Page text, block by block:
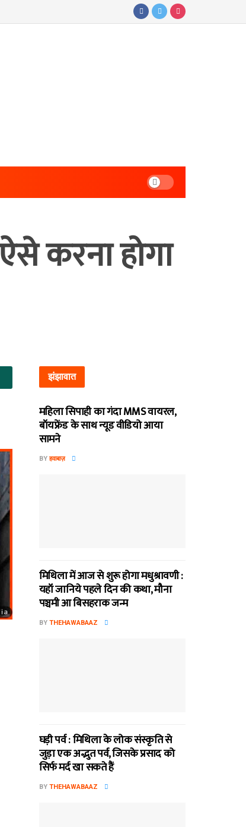
करना होगा
झंझावात
महिला सिपाही का गंदा MMS वायरल,
बॉयफ्रेंड के साथ न्यूड वीडियो आया
सामने
BY हवाबाज़
मिथि‍ला में आज से शुरू होगा मधुश्रावणी :
यहॉं जानिये पहले दिन की कथा, मौना
पञ्चमी आ बिसहराक जन्म
BY THEHAWABAAZ
घड़ी पर्व : मिथि‍ला के लोक संस्कृति से
जुड़ा एक अद्भुत पर्व, जिसके प्रसाद को
सिर्फ मर्द खा सकते हैं
BY THEHAWABAAZ